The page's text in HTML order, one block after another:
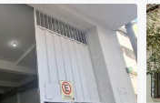
$1.000.000